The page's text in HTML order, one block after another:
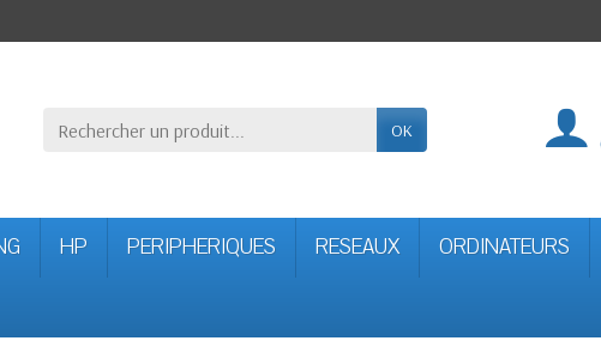
OK
HP PERIPHERIQUES RESEAUX ORDINATEURS